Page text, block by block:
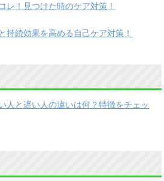
レ！見つけた時のケア対策！
持続効果を高める自己ケア対策！
人と遅い人の違いは何？特徴をチェッ